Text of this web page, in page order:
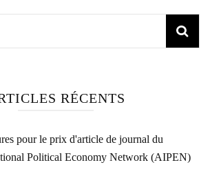
RÉCENTS
pour le prix d'article de journal du
Political Economy Network (AIPEN)